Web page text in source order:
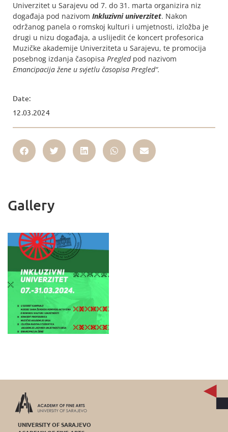
Univerzitet u Sarajevu od 7. do 31. marta organizira niz
događaja pod nazivom Inkluzivni univerzitet. Nakon
održanog panela o romskoj kulturi i umjetnosti, izložba je
drugi u nizu događaja, a uslijedit će koncert profesorica
Muzičke akademije Univerziteta u Sarajevu, te promocija
posebnog izdanja časopisa Pregled pod nazivom
Emancipacija žene u svjetlu časopisa Pregled“.
Date:
12.03.2024
Gallery
UNIVERSITY OF SARAJEVO